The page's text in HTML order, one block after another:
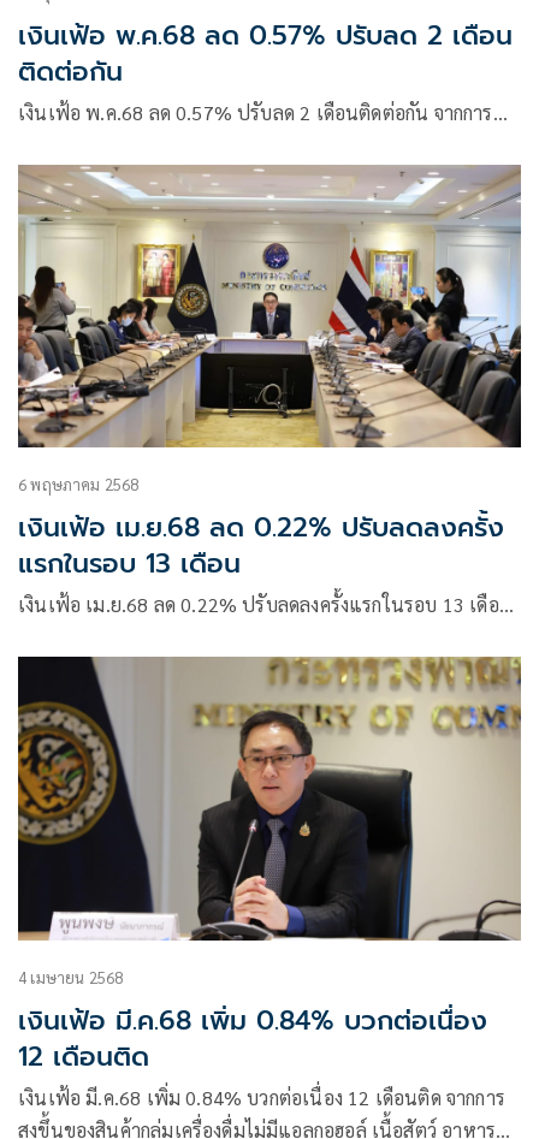
เงินเฟ้อ พ.ค.68 ลด 0.57% ปรับลด 2 เดือน
ติดต่อกัน
เงินเฟ้อ พ.ค.68 ลด 0.57% ปรับลด 2 เดือนติดต่อกัน จากการ…
6 พฤษภาคม 2568
เงินเฟ้อ เม.ย.68 ลด 0.22% ปรับลดลงครั้ง
แรกในรอบ 13 เดือน
เงินเฟ้อ เม.ย.68 ลด 0.22% ปรับลดลงครั้งแรกในรอบ 13 เดือ…
4 เมษายน 2568
เงินเฟ้อ มี.ค.68 เพิ่ม 0.84% บวกต่อเนื่อง
12 เดือนติด
เงินเฟ้อ มี.ค.68 เพิ่ม 0.84% บวกต่อเนื่อง 12 เดือนติด จากการ
สูงขึ้นของสินค้ากลุ่มเครื่องดื่มไม่มีแอลกอฮอล์ เนื้อสัตว์ อาหาร